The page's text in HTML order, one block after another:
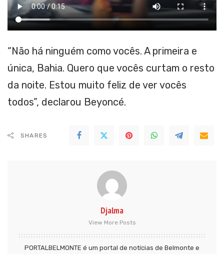
“Não há ninguém como vocês. A primeira e
única, Bahia. Quero que vocês curtam o resto
da noite. Estou muito feliz de ver vocês
todos”, declarou Beyoncé.
SHARES
Djalma
View More Posts
PORTALBELMONTE é um portal de notícias de Belmonte e